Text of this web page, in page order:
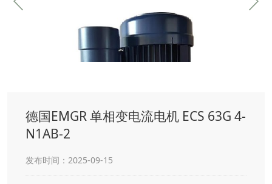
德国EMGR 单相变电流电机 ECS 63G 4-
N1AB-2
发布时间：2025-09-15